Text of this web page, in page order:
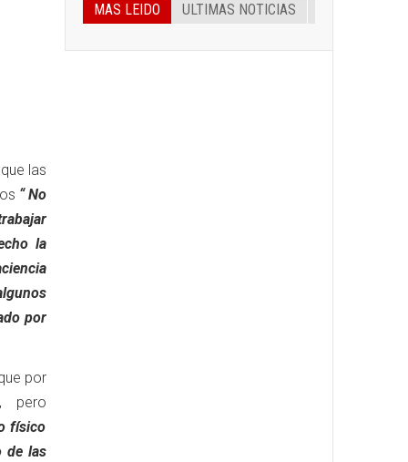
las
“ No
la
por
por
pero
físico
de las
MAS LEIDO ULTIMAS NOTICIAS